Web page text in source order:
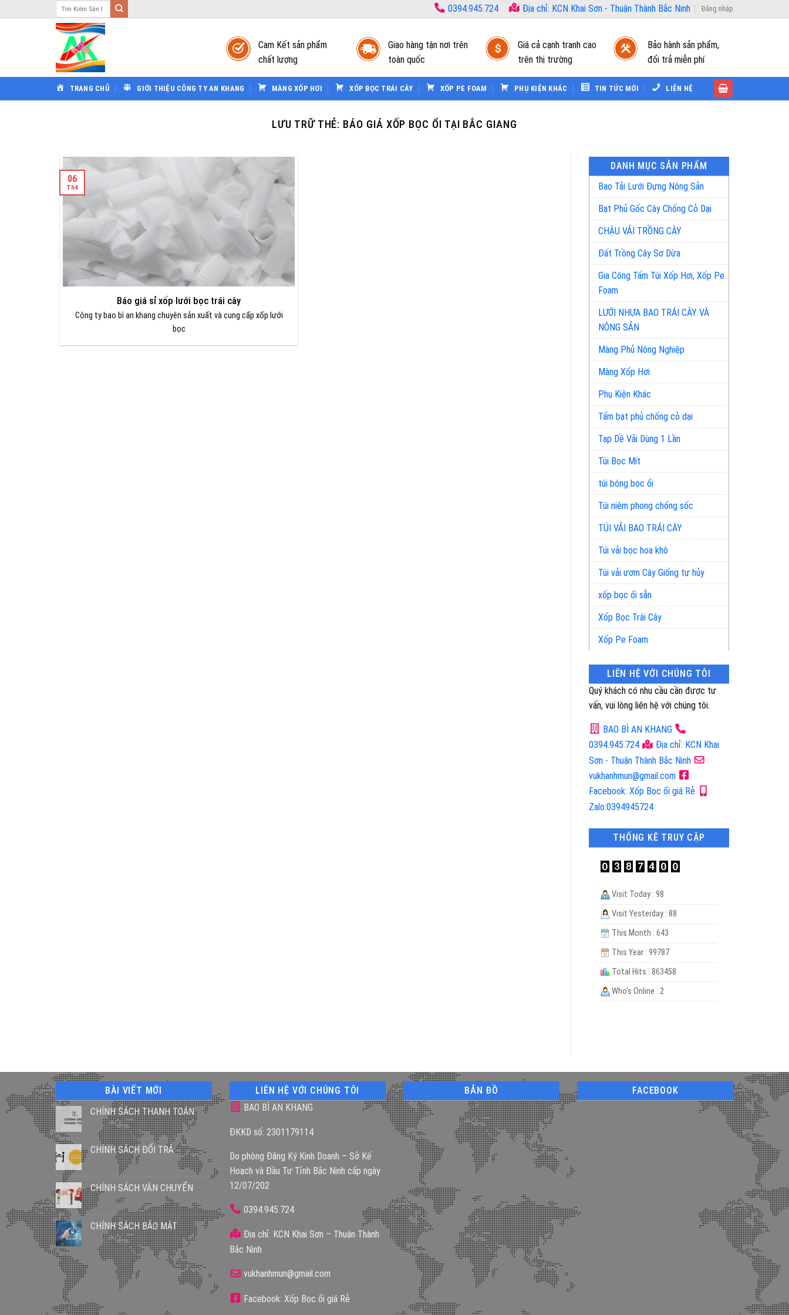
qua
0394.945.724 Địa chỉ: KCN Khai Sơn - Thuận Thành Bắc Ninh Đăng nhập
Cam Kết sản phẩm
chất lượng
Giao hàng tận nơi trên
toàn quốc
Giá cả cạnh tranh cao
trên thị trường
Bảo hành sản phẩm,
đổi trả miễn phí
TRANG CHỦ GIỚI THIỆU CÔNG TY AN KHANG MÀNG XỐP HƠI XỐP BỌC TRÁI CÂY XỐP PE FOAM PHỤ KIỆN KHÁC TIN TỨC MỚI LIÊN HỆ
LƯU TRỮ THẺ: BÁO GIÁ XỐP BỌC ỔI TẠI BẮC GIANG
Báo giá sỉ xốp lưới bọc trái cây
Công ty bao bì an khang chuyên sản xuất và cung cấp xốp lưới
bọc
06
Th4
DANH MỤC SẢN PHẨM
Bao Tải Lưới Đựng Nông Sản
Bạt Phủ Gốc Cây Chống Cỏ Dại
CHẬU VẢI TRỒNG CÂY
Đất Trồng Cây Sơ Dừa
Gia Công Tấm Túi Xốp Hơi, Xốp Pe
Foam
LƯỚI NHỰA BAO TRÁI CÂY VÀ
NÔNG SẢN
Màng Phủ Nông Nghiệp
Màng Xốp Hơi
Phụ Kiện Khác
Tấm bạt phủ chống cỏ dại
Tạp Dề Vải Dùng 1 Lần
Túi Bọc Mít
túi bóng bọc ổi
Túi niêm phong chống sốc
TÚI VẢI BAO TRÁI CÂY
Túi vải bọc hoa khô
Túi vải ươm Cây Giống tự hủy
xốp bọc ổi sẵn
Xốp Bọc Trái Cây
Xốp Pe Foam
LIÊN HỆ VỚI CHÚNG TÔI
Quý khách có nhu cầu cần được tư
vấn, vui lòng liên hệ với chúng tôi.
BAO BÌ AN KHANG
0394.945.724
Địa chỉ: KCN Khai
Sơn - Thuận Thành Bắc Ninh
vukhanhmun@gmail.com
Facebook: Xốp Bọc ổi giá Rẻ
Zalo:0394945724
THỐNG KÊ TRUY CẬP
Visit Today : 98
Visit Yesterday : 88
This Month : 643
This Year : 99787
Total Hits : 863458
Who's Online : 2
BÀI VIẾT MỚI
CHÍNH SÁCH THANH TOÁN
CHÍNH SÁCH ĐỔI TRẢ
CHÍNH SÁCH VẬN CHUYỂN
CHÍNH SÁCH BẢO MẬT
LIÊN HỆ VỚI CHÚNG TÔI
BAO BÌ AN KHANG
ĐKKD số: 2301179114
Do phòng Đăng Ký Kinh Doanh – Sở Kế
Hoạch và Đầu Tư Tỉnh Bắc Ninh cấp ngày
12/07/202
0394.945.724
Địa chỉ: KCN Khai Sơn – Thuận Thành
Bắc Ninh
vukhanhmun@gmail.com
Facebook: Xốp Bọc ổi giá Rẻ
BẢN ĐỒ FACEBOOK